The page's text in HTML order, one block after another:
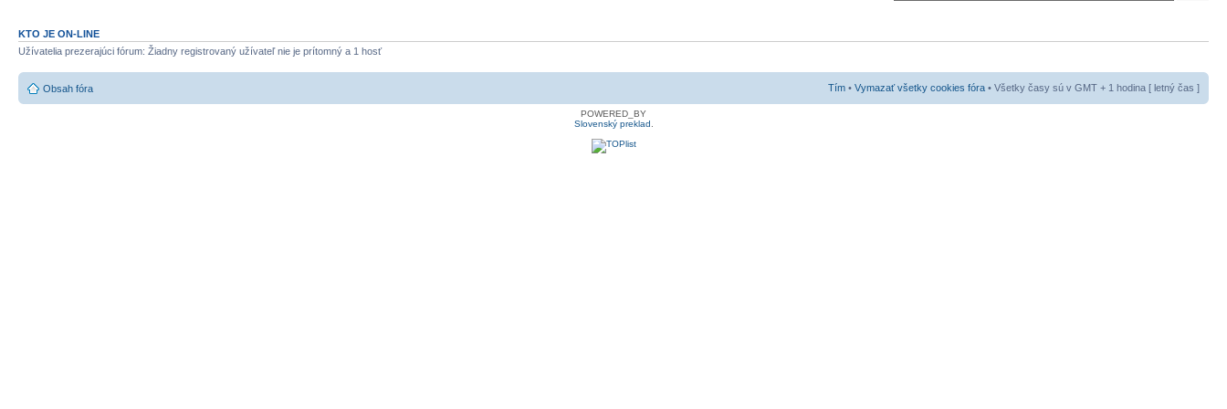
KTO JE ON-LINE
Užívatelia prezerajúci fórum: Žiadny registrovaný užívateľ nie je prítomný a 1 hosť
Obsah fóra Tím • Vymazať všetky cookies fóra • Všetky časy sú v GMT + 1 hodina [ letný čas ]
POWERED_BY
Slovenský preklad